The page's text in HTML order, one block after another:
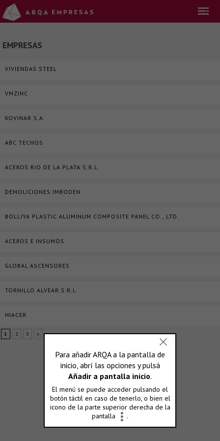
EMPRESAS
VIVIENDAS STEEL
VMZINC
KOVINAR S.A.
ABC TECHOS
ACEROS RIO DE LA PLATA S.R.L.
DEMOLICIONES IMBODEN
BOLLIYA PLASTIC ALUMINUM COMPOSITE PANEL CO., LTD.
ACEROS E INSUMOS
GLOBAL ASCENSORES
TORNILLO ALVEAR S.R.L.
HIACER
1 2 3 »